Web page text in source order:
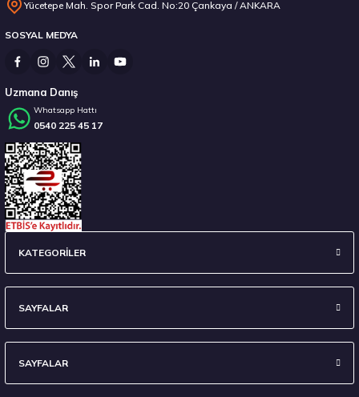
3.382,50 ₺
Stokta 12 Adet
Yücetepe Mah. Spor Park Cad. No:20 Çankaya / ANKARA
SOSYAL MEDYA
Uzmana Danış
Whatsapp Hattı
0540 225 45 17
KATEGORİLER
SAYFALAR
SAYFALAR